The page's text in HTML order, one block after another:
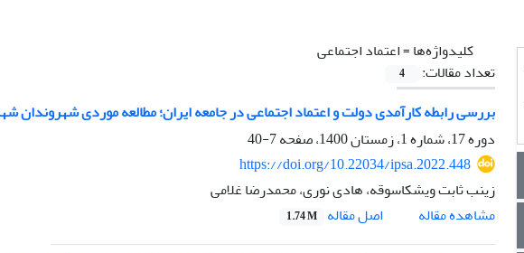
کلیدواژه‌ها =اعتماد اجتماعی
تعداد مقالات:
4
بررسی رابطه کارآمدی دولت و اعتماد اجتماعی در جامعه ایران؛ مطالعه موردی شهروندان
دوره 17، شماره 1، زمستان 1400، صفحه
7-40
https://doi.org/10.22034/ipsa.2022.448
زینب ثابت ویشکاسوقه، هادی نوری، محمدرضا غلامی
مشاهده مقاله
اصل مقاله 1.74 M